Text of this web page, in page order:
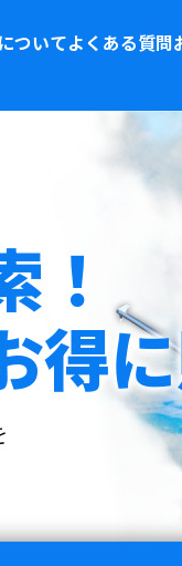
ついてよくある質問
！
得